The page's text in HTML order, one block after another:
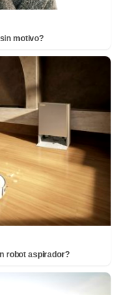
motivo?
robot aspirador?